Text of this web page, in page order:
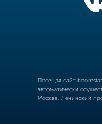
Посещая сайт
автоматически
Москва, Ленинский